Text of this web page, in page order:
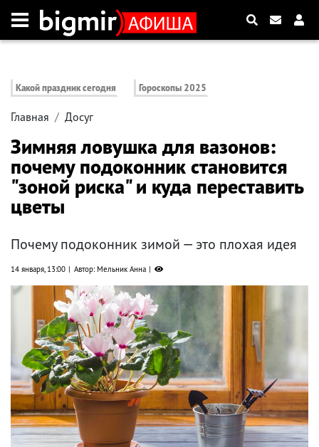
Какой праздник сегодня Гороскопы 2025
Главная Досуг
Зимняя ловушка для вазонов:
почему подоконник становится
"зоной риска" и куда переставить
цветы
Почему подоконник зимой — это плохая идея
14 января, 13:00 Автор: Мельник Анна